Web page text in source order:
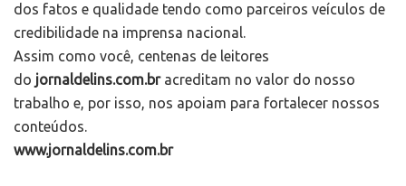
dos fatos e qualidade tendo como parceiros veículos de
credibilidade na imprensa nacional.
Assim como você, centenas de leitores
do jornaldelins.com.bracreditam no valor do nosso
trabalho e, por isso, nos apoiam para fortalecer nossos
conteúdos.
www.jornaldelins.com.br